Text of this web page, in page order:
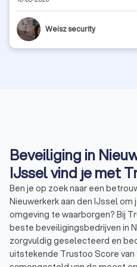
dat ze ervaring hebben en hun
vooral opviel was de goede
overzicht dat ze behielden
Alles verliep rustig,
Weisz security
Beveiliging in
IJssel vind je met
Ben je op zoek naar een
Nieuwerkerk aan den IJssel om
omgeving te waarborgen? Bij
beste beveiligingsbedrijven in
zorgvuldig geselecteerd en
uitstekende Trustoo Score van